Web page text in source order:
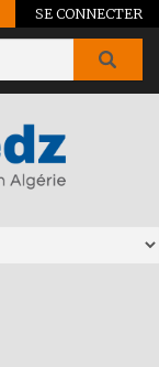
SE CONNECTER